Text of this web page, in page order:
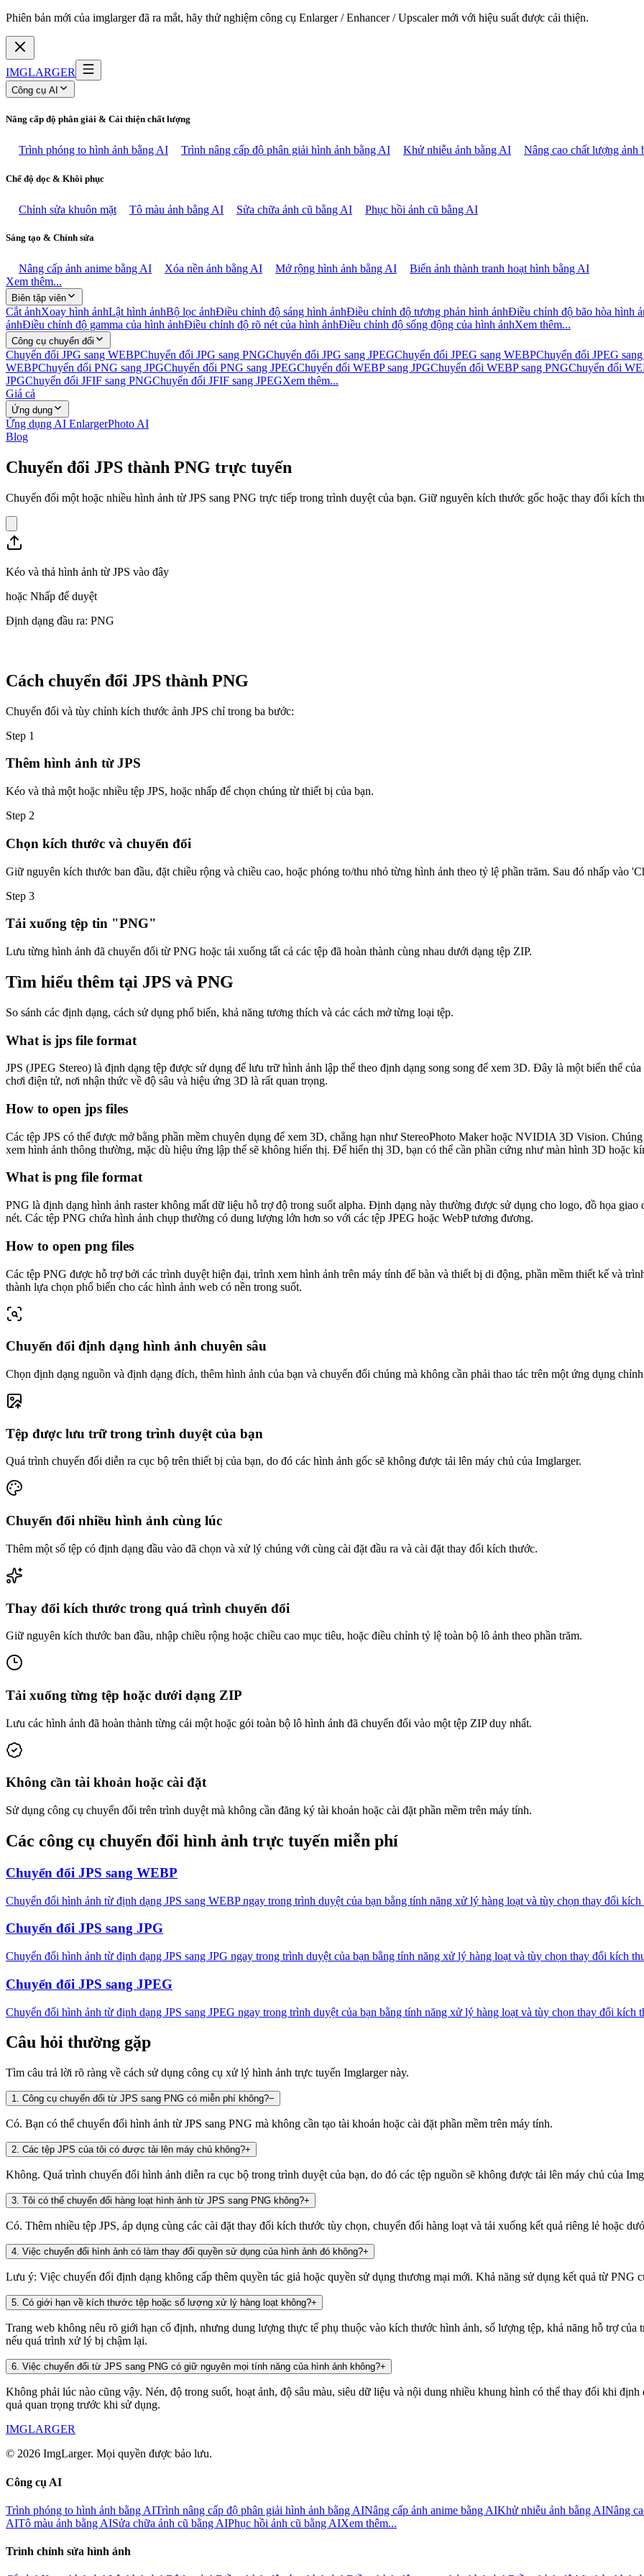
Phiên bản mới của imglarger đã ra mắt, hãy thử nghiệm công cụ Enlarger / Enhancer / Upscaler mới với hiệu suất được cải thiện.
IMGLARGER
Công cụ AI
Nâng cấp độ phân giải & Cải thiện chất lượng
Trình phóng to hình ảnh bằng AI Trình nâng cấp độ phân giải hình ảnh bằng AI Khử nhiễu ảnh bằng AI Nâng cao chất lượng ảnh
Chế độ dọc & Khôi phục
Chỉnh sửa khuôn mặt Tô màu ảnh bằng AI Sửa chữa ảnh cũ bằng AI Phục hồi ảnh cũ bằng AI
Sáng tạo & Chỉnh sửa
Nâng cấp ảnh anime bằng AI Xóa nền ảnh bằng AI Mở rộng hình ảnh bằng AI
Biến ảnh thành tranh hoạt hình bằng AI
Xem thêm...
Biên tập viên
Cắt ảnhXoay hình ảnhLật hình ảnhBộ lọc ảnhĐiều chỉnh độ sáng hình ảnhĐiều chỉnh độ tương phản hình ảnhĐiều chỉnh độ bão hòa hình
ảnhĐiều chỉnh độ gamma của hình ảnhĐiều chỉnh độ rõ nét của hình ảnhĐiều chỉnh độ sống động của hình ảnhXem thêm...
Công cụ chuyển đổi
Chuyển đổi JPG sang WEBPChuyển đổi JPG sang PNGChuyển đổi JPG sang JPEGChuyển đổi JPEG sang WEBPChuyển đổi JPEG sang
WEBPChuyển đổi PNG sang JPGChuyển đổi PNG sang JPEGChuyển đổi WEBP sang JPGChuyển đổi WEBP sang PNGChuyển đổi
JPGChuyển đổi JFIF sang PNGChuyển đổi JFIF sang JPEGXem thêm...
Giá cả
Ứng dụng
Ứng dụng AI EnlargerPhoto AI
Blog
Chuyển đổi JPS thành PNG trực tuyến
Chuyển đổi một hoặc nhiều hình ảnh từ JPS sang PNG trực tiếp trong trình duyệt của bạn. Giữ nguyên kích thước gốc hoặc thay đổi kích
Kéo và thả hình ảnh từ JPS vào đây
hoặc Nhấp để duyệt
Định dạng đầu ra: PNG
Cách chuyển đổi JPS thành PNG
Chuyển đổi và tùy chỉnh kích thước ảnh JPS chỉ trong ba bước:
Step 1
Thêm hình ảnh từ JPS
Kéo và thả một hoặc nhiều tệp JPS, hoặc nhấp để chọn chúng từ thiết bị của bạn.
Step 2
Chọn kích thước và chuyển đổi
Giữ nguyên kích thước ban đầu, đặt chiều rộng và chiều cao, hoặc phóng to/thu nhỏ từng hình ảnh theo tỷ lệ phần trăm. Sau đó nhấp vào
Step 3
Tải xuống tệp tin "PNG"
Lưu từng hình ảnh đã chuyển đổi từ PNG hoặc tải xuống tất cả các tệp đã hoàn thành cùng nhau dưới dạng tệp ZIP.
Tìm hiểu thêm tại JPS và PNG
So sánh các định dạng, cách sử dụng phổ biến, khả năng tương thích và các cách mở từng loại tệp.
What is jps file format
JPS (JPEG Stereo) là định dạng tệp được sử dụng để lưu trữ hình ảnh lập thể theo định dạng song song để xem 3D. Đây là một biến thể
chơi điện tử, nơi nhận thức về độ sâu và hiệu ứng 3D là rất quan trọng.
How to open jps files
Các tệp JPS có thể được mở bằng phần mềm chuyên dụng để xem 3D, chẳng hạn như StereoPhoto Maker hoặc NVIDIA 3D Vision.
xem hình ảnh thông thường, mặc dù hiệu ứng lập thể sẽ không hiển thị. Để hiển thị 3D, bạn có thể cần phần cứng như màn hình 3D hoặc
What is png file format
PNG là định dạng hình ảnh raster không mất dữ liệu hỗ trợ độ trong suốt alpha. Định dạng này thường được sử dụng cho logo, đồ họa
nét. Các tệp PNG chứa hình ảnh chụp thường có dung lượng lớn hơn so với các tệp JPEG hoặc WebP tương đương.
How to open png files
Các tệp PNG được hỗ trợ bởi các trình duyệt hiện đại, trình xem hình ảnh trên máy tính để bàn và thiết bị di động, phần mềm thiết kế và
thành lựa chọn phổ biến cho các hình ảnh web có nền trong suốt.
Chuyển đổi định dạng hình ảnh chuyên sâu
Chọn định dạng nguồn và định dạng đích, thêm hình ảnh của bạn và chuyển đổi chúng mà không cần phải thao tác trên một ứng dụng
Tệp được lưu trữ trong trình duyệt của bạn
Quá trình chuyển đổi diễn ra cục bộ trên thiết bị của bạn, do đó các hình ảnh gốc sẽ không được tải lên máy chủ của Imglarger.
Chuyển đổi nhiều hình ảnh cùng lúc
Thêm một số tệp có định dạng đầu vào đã chọn và xử lý chúng với cùng cài đặt đầu ra và cài đặt thay đổi kích thước.
Thay đổi kích thước trong quá trình chuyển đổi
Giữ nguyên kích thước ban đầu, nhập chiều rộng hoặc chiều cao mục tiêu, hoặc điều chỉnh tỷ lệ toàn bộ lô ảnh theo phần trăm.
Tải xuống từng tệp hoặc dưới dạng ZIP
Lưu các hình ảnh đã hoàn thành từng cái một hoặc gói toàn bộ lô hình ảnh đã chuyển đổi vào một tệp ZIP duy nhất.
Không cần tài khoản hoặc cài đặt
Sử dụng công cụ chuyển đổi trên trình duyệt mà không cần đăng ký tài khoản hoặc cài đặt phần mềm trên máy tính.
Các công cụ chuyển đổi hình ảnh trực tuyến miễn phí
Chuyển đổi JPS sang WEBP
Chuyển đổi hình ảnh từ định dạng JPS sang WEBP ngay trong trình duyệt của bạn bằng tính năng xử lý hàng loạt và tùy chọn thay đổi kích
Chuyển đổi JPS sang JPG
Chuyển đổi hình ảnh từ định dạng JPS sang JPG ngay trong trình duyệt của bạn bằng tính năng xử lý hàng loạt và tùy chọn thay đổi kích
Chuyển đổi JPS sang JPEG
Chuyển đổi hình ảnh từ định dạng JPS sang JPEG ngay trong trình duyệt của bạn bằng tính năng xử lý hàng loạt và tùy chọn thay đổi kích
Câu hỏi thường gặp
Tìm câu trả lời rõ ràng về cách sử dụng công cụ xử lý hình ảnh trực tuyến Imglarger này.
1. Công cụ chuyển đổi từ JPS sang PNG có miễn phí không?−
Có. Bạn có thể chuyển đổi hình ảnh từ JPS sang PNG mà không cần tạo tài khoản hoặc cài đặt phần mềm trên máy tính.
2. Các tệp JPS của tôi có được tải lên máy chủ không?+
Không. Quá trình chuyển đổi hình ảnh diễn ra cục bộ trong trình duyệt của bạn, do đó các tệp nguồn sẽ không được tải lên máy chủ của
3. Tôi có thể chuyển đổi hàng loạt hình ảnh từ JPS sang PNG không?+
Có. Thêm nhiều tệp JPS, áp dụng cùng các cài đặt thay đổi kích thước tùy chọn, chuyển đổi hàng loạt và tải xuống kết quả riêng lẻ hoặc
4. Việc chuyển đổi hình ảnh có làm thay đổi quyền sử dụng của hình ảnh đó không?+
Lưu ý: Việc chuyển đổi định dạng không cấp thêm quyền tác giả hoặc quyền sử dụng thương mại mới. Khả năng sử dụng kết quả từ PNG
5. Có giới hạn về kích thước tệp hoặc số lượng xử lý hàng loạt không?+
Trang web không nêu rõ giới hạn cố định, nhưng dung lượng thực tế phụ thuộc vào kích thước hình ảnh, số lượng tệp, khả năng hỗ trợ
nếu quá trình xử lý bị chậm lại.
6. Việc chuyển đổi từ JPS sang PNG có giữ nguyên mọi tính năng của hình ảnh không?+
Không phải lúc nào cũng vậy. Nén, độ trong suốt, hoạt ảnh, độ sâu màu, siêu dữ liệu và nội dung nhiều khung hình có thể thay đổi khi
quả quan trọng trước khi sử dụng.
IMGLARGER
© 2026 ImgLarger. Mọi quyền được bảo lưu.
Công cụ AI
Trình phóng to hình ảnh bằng AITrình nâng cấp độ phân giải hình ảnh bằng AINâng cấp ảnh anime bằng AIKhử nhiễu ảnh bằng AINâng
AITô màu ảnh bằng AISửa chữa ảnh cũ bằng AIPhục hồi ảnh cũ bằng AIXem thêm...
Trình chỉnh sửa hình ảnh